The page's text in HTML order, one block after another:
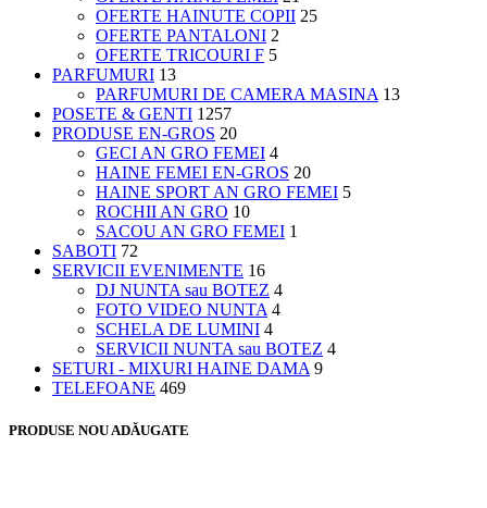
OFERTE HAINUTE COPII 25
OFERTE PANTALONI 2
OFERTE TRICOURI F 5
PARFUMURI 13
PARFUMURI DE CAMERA MASINA 13
POSETE & GENTI 1257
PRODUSE EN-GROS 20
GECI AN GRO FEMEI 4
HAINE FEMEI EN-GROS 20
HAINE SPORT AN GRO FEMEI 5
ROCHII AN GRO 10
SACOU AN GRO FEMEI 1
SABOTI 72
SERVICII EVENIMENTE 16
DJ NUNTA sau BOTEZ 4
FOTO VIDEO NUNTA 4
SCHELA DE LUMINI 4
SERVICII NUNTA sau BOTEZ 4
SETURI - MIXURI HAINE DAMA 9
TELEFOANE 469
PRODUSE NOU ADĂUGATE